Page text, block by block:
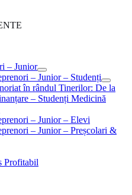
– Junior
– Junior – Studenți
în rândul Tinerilor: De la
– Studenți Medicină
– Junior – Elevi
– Junior – Preșcolari &
Profitabil